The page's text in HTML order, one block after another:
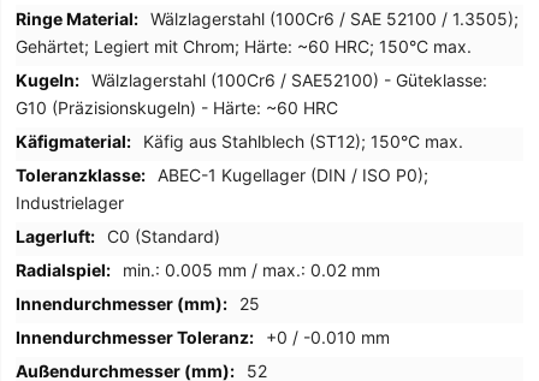
Wälzlagerstahl (100Cr6 / SAE 52100 / 1.3505);
Gehärtet; Legiert mit Chrom; Härte: ~60 HRC; 150°C max.
Wälzlagerstahl (100Cr6 / SAE52100) - Güteklasse:
G10 (Präzisionskugeln) - Härte: ~60 HRC
Käfig aus Stahlblech (ST12); 150°C max.
ABEC-1 Kugellager (DIN / ISO P0);
Industrielager
C0 (Standard)
min.: 0.005 mm / max.: 0.02 mm
25
+0 / -0.010 mm
52